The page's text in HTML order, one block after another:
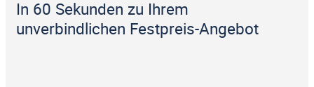
In 60 Sekunden zu Ihrem
unverbindlichen Festpreis-Angebot